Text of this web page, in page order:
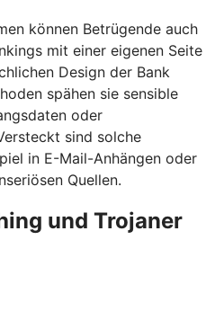
können Betrügende auch
mit einer eigenen Seite
Design der Bank
spähen sie sensible
oder
sind solche
in E-Mail-Anhängen oder
Quellen.
und Trojaner